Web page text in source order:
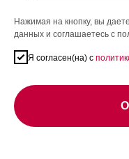
Нажимая на кнопку, вы
данных и соглашаетесь c
Я согласен(на) с